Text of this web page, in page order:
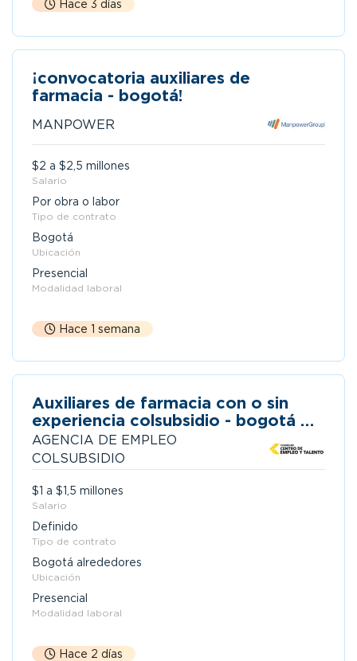
Hace 3 días
¡convocatoria auxiliares de
farmacia - bogotá!
MANPOWER
$2 a $2,5 millones
Salario
Por obra o labor
Tipo de contrato
Bogotá
Ubicación
Presencial
Modalidad laboral
Hace 1 semana
Auxiliares de farmacia con o sin
experiencia colsubsidio - bogotá y
periferia
AGENCIA DE EMPLEO
COLSUBSIDIO
$1 a $1,5 millones
Salario
Definido
Tipo de contrato
Bogotá alrededores
Ubicación
Presencial
Modalidad laboral
Hace 2 días